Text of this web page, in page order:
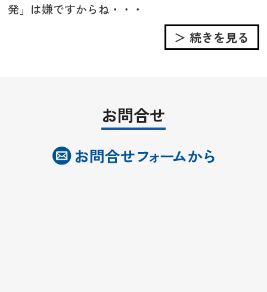
発」は嫌ですからね・・・
＞ 続きを見る
お問合せ